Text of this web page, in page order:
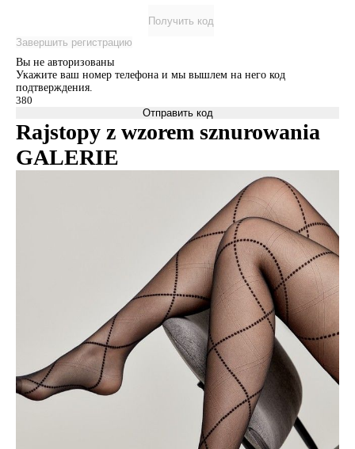
Получить код
Завершить регистрацию
Вы не авторизованы
Укажите ваш номер телефона и мы вышлем на него код
подтверждения.
Отправить код
Rajstopy z wzorem sznurowania
GALERIE